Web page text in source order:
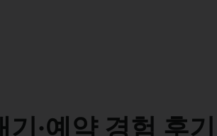
·예약 경험 후기